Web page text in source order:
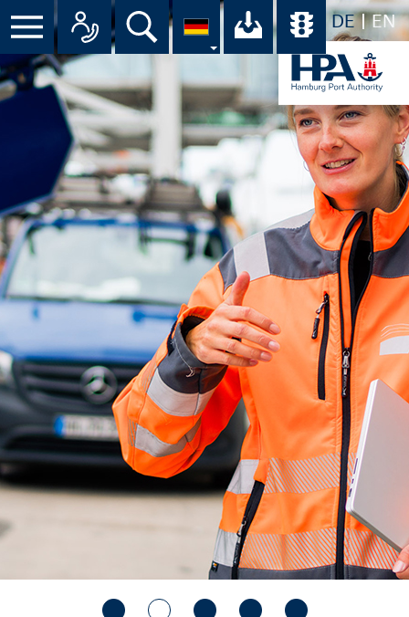
DE EN
Suche Ihr Download-